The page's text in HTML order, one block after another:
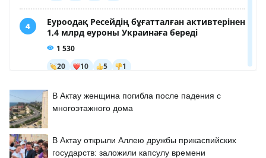
В Актау женщина погибла после падения с
многоэтажного дома
В Актау открыли Аллею дружбы прикаспийских
государств: заложили капсулу времени